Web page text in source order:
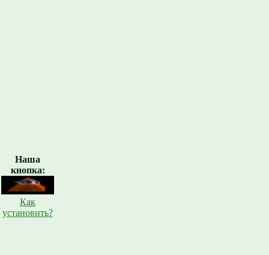
Наша
кнопка:
Как
установить?